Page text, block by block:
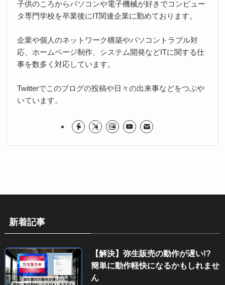
子供のころからパソコンや電子機械が好きでコンピュー
タ専門学校を卒業後にIT関連企業に勤めております。
企業や個人のネットワーク構築やパソコントラブル対
応、ホームページ制作、システム開発などITに関する仕
事を数多く対応しています。
Twitterでこのブログの投稿や日々の出来事などをつぶや
いています。
新着記事
【解決】弥生販売の動作が遅い!?
簡単に動作軽快になるかもしれませ
ん